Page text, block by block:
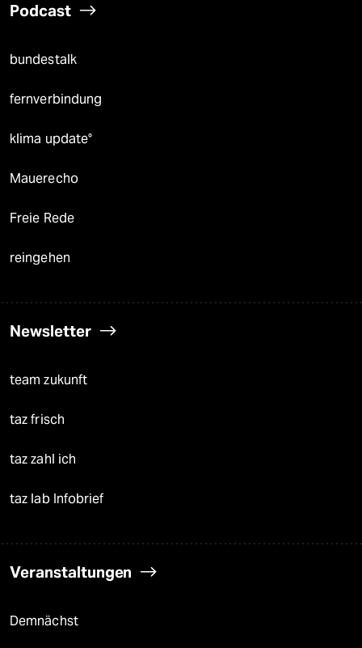
Podcast
bundestalk
fernverbindung
klima update°
Mauerecho
Freie Rede
reingehen
Newsletter
team zukunft
taz frisch
taz zahl ich
taz lab Infobrief
Veranstaltungen
Demnächst